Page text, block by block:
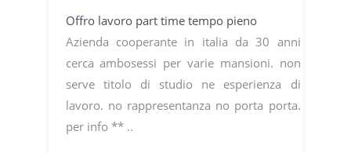
Offro lavoro part time tempo pieno
Azienda cooperante in italia da 30 anni
cerca ambosessi per varie mansioni. non
serve titolo di studio ne esperienza di
lavoro. no rappresentanza no porta porta.
per info ** ..